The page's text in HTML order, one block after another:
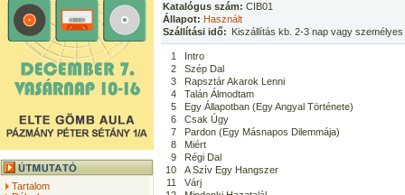
Tartalom
Katalógus szám: CIB01
Állapot: Használt
Szállítási idő: Kiszállítás kb. 2-3 nap vagy
1
Intro
2
Szép Dal
3
Rapsztár Akarok Lenni
4
Talán Álmodtam
5
Egy Állapotban (Egy Angyal Története)
6
Csak Úgy
7
Pardon (Egy Másnapos Dilemmája)
8
Miért
9
Régi Dal
10
A Szív Egy Hangszer
11
Várj